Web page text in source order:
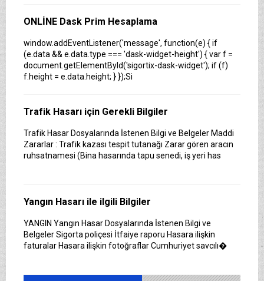
ONLİNE Dask Prim Hesaplama
window.addEventListener('message', function(e) { if
(e.data && e.data.type === 'dask-widget-height') { var f =
document.getElementById('sigortix-dask-widget'); if (f)
f.height = e.data.height; } });Si
Trafik Hasarı için Gerekli Bilgiler
Trafik Hasar Dosyalarında İstenen Bilgi ve Belgeler Maddi
Zararlar : Trafik kazası tespit tutanağı Zarar gören aracın
ruhsatnamesi (Bina hasarında tapu senedi, iş yeri has
Yangın Hasarı ile ilgili Bilgiler
YANGIN Yangın Hasar Dosyalarında İstenen Bilgi ve
Belgeler Sigorta poliçesi İtfaiye raporu Hasara ilişkin
faturalar Hasara ilişkin fotoğraflar Cumhuriyet savcılı�
Sigortix.com - Sigorta Acentelerinin Gücü
www.sigortix.com Web Sitesi 01.10.2014 tarihi itibarı ile
Sağlık Sigortanıza Kredi kartı kartsız Ödeme
Acentelğimizde sağlık sigortınızı elden taksitlerle